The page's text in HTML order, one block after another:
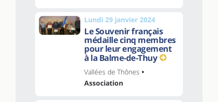
Lundi 29 janvier 2024
Le Souvenir français
médaille cinq membres
pour leur engagement
à la Balme-de-Thuy
Vallées de Thônes •
Association